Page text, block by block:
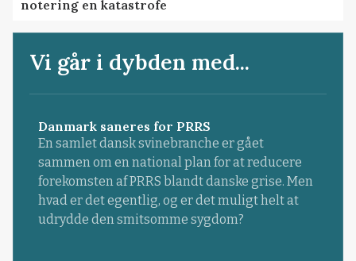
notering en katastrofe
Vi går i dybden med...
Danmark saneres for PRRS
En samlet dansk svinebranche er gået
sammen om en national plan for at reducere
forekomsten af PRRS blandt danske grise. Men
hvad er det egentlig, og er det muligt helt at
udrydde den smitsomme sygdom?